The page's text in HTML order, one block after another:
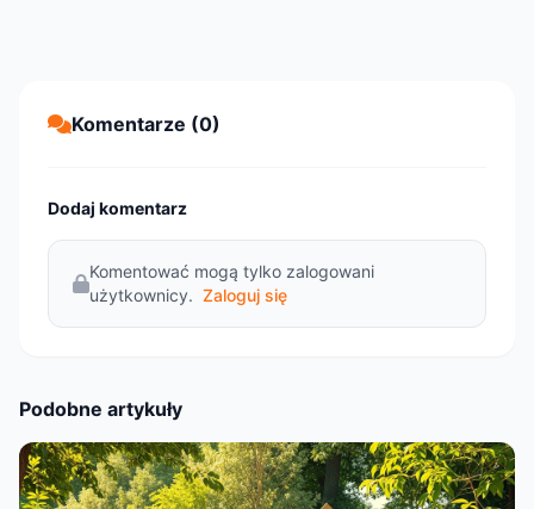
Komentarze (0)
Dodaj komentarz
Komentować mogą tylko zalogowani
użytkownicy. Zaloguj się
Podobne artykuły